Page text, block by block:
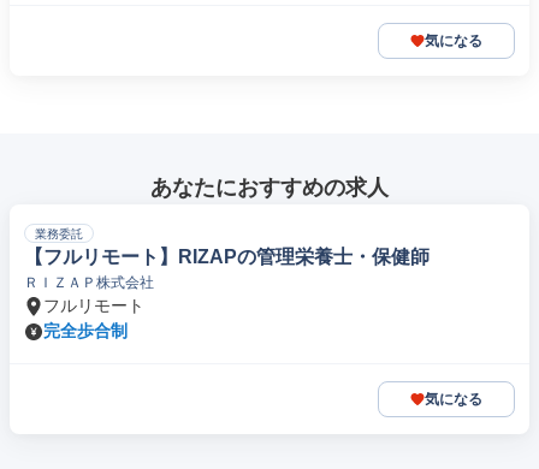
気になる
あなたにおすすめの求人
業務委託
【フルリモート】RIZAPの管理栄養士・保健師
ＲＩＺＡＰ株式会社
フルリモート
完全歩合制
気になる